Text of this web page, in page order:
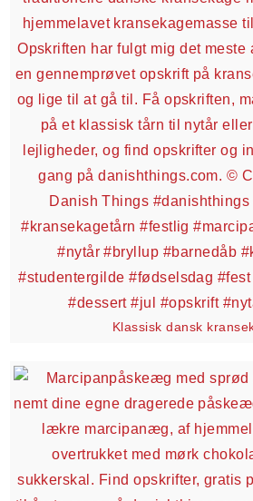
Klassisk dansk